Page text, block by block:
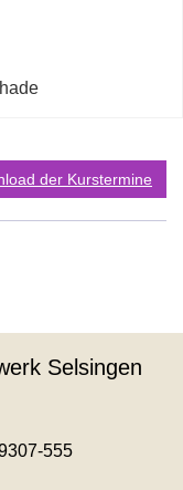
der Kurstermine
Selsingen
555